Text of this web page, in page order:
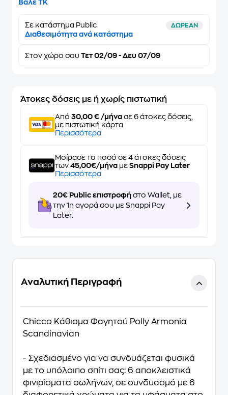
Βάλε ΤΚ
Σε κατάστημα Public ΔΩΡΕΑΝ
Διαθεσιμότητα ανά κατάστημα
Στον χώρο σου Τετ 02/09 - Δευ 07/09
Άτοκες δόσεις με ή χωρίς πιστωτική
Από 30,00 € /μήνα σε 6 άτοκες δόσεις,
με πιστωτική κάρτα
Περισσότερα
Μοίρασε το ποσό σε 4 άτοκες δόσεις
των 45,00€/μήνα με Snappi Pay Later
Περισσότερα
20€ Public επιστροφή στο Wallet, με
την 1η αγορά σου με Snappi Pay
Later.
Αναλυτική Περιγραφή
Chicco Κάθισμα Φαγητού Polly Armonia
Scandinavian
- Σχεδιασμένο για να συνδυάζεται φυσικά
με το υπόλοιπο σπίτι σας: 6 αποκλειστικά
φινιρίσματα σωλήνων, σε συνδυασμό με 6